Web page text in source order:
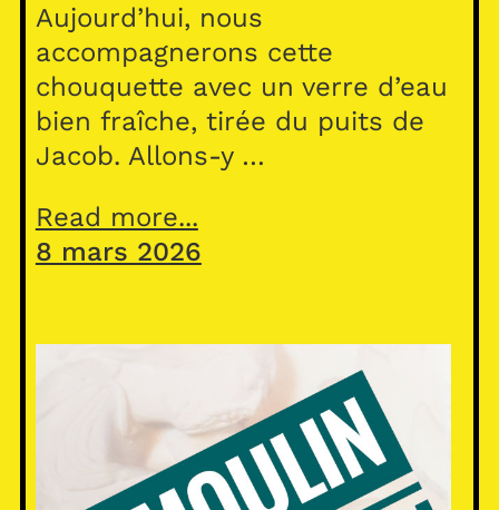
Aujourd’hui, nous
accompagnerons cette
chouquette avec un verre d’eau
bien fraîche, tirée du puits de
Jacob. Allons-y …
Read more...
8 mars 2026